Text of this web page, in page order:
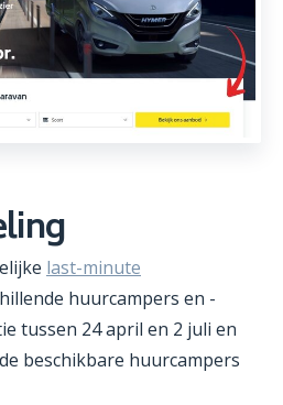
last-minute
huurcampers en -
tussen 24 april en 2 juli en
beschikbare huurcampers